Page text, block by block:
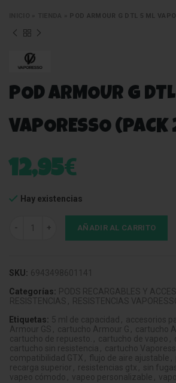
POD ARMOUR G DTL 5 ML
POD ARMOUR G
VAPORESSO (PACK
12,95€
Hay existencias
Pod Armour G DTL 5 ML Vaporesso (Pack 2)
AÑADIR AL CARRITO
SKU: 6943498601141
Categorías: PODS RECARGABLES Y
RESISTENCIAS , RESISTENCIAS
Etiquetas: 5 ml de capacidad , accesorios
Armour GS , cartucho Armour G , cartucho
cartucho de repuesto.
, cartucho de vapeo ,
cartucho sin resistencia , cartucho
compatibilidad GTX , flujo de aire ajustable ,
recarga superior , resistencias gtx , sin
vapeo cómodo , vapeo personalizable ,